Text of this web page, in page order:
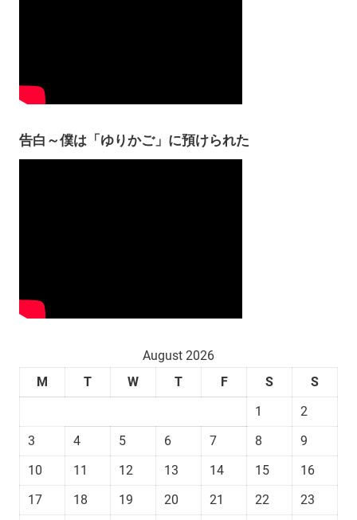
告白～僕は「ゆりかご」に預けられた
August 2026
M
T W T F S
S
1
2
3
4 5 6 7 8
9
10
11 12 13 14 15
16
17
18 19 20 21 22
23